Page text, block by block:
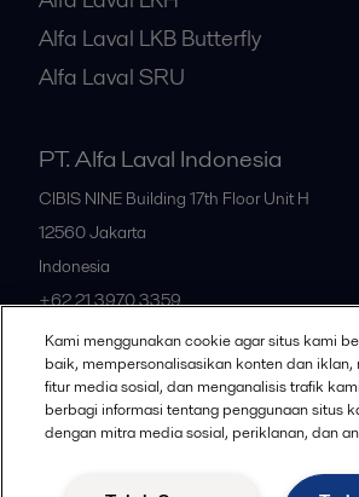
Alfa Laval LKB Butterfly
Alfa Laval SRU
PT. Alfa Laval Indonesia
CIBIS NINE Building 17th Floor Unit H
12560Jakarta
Indonesia
+62 21 3970 3359
All offices
Kami menggunakan cookie agar situs kami
baik, mempersonalisasikan konten dan
fitur media sosial, dan menganalisis trafik
berbagi informasi tentang penggunaan situs
dengan mitra media sosial, periklanan, dan